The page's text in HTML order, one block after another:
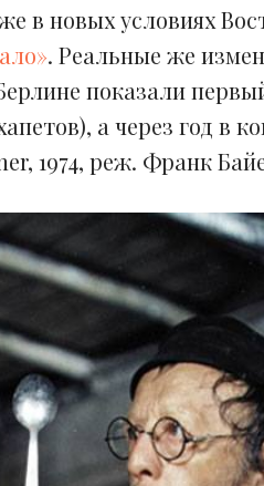
в новых условиях
. Реальные же
показали
а через год в
1974, реж. Франк